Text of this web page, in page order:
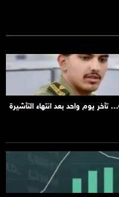
يوم واحد بعد انتهاء التأشيرة